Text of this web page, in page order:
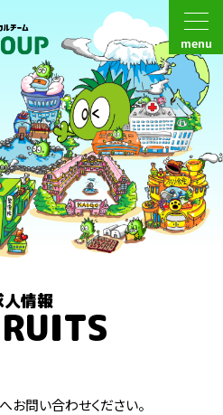
menu
人情報
お問い合わせください。